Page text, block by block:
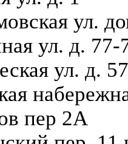
ул.
ул. д. 77-
ул. д.
пер 2А